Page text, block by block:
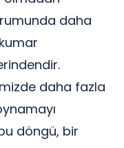
daha
daha fazla
döngü, bir